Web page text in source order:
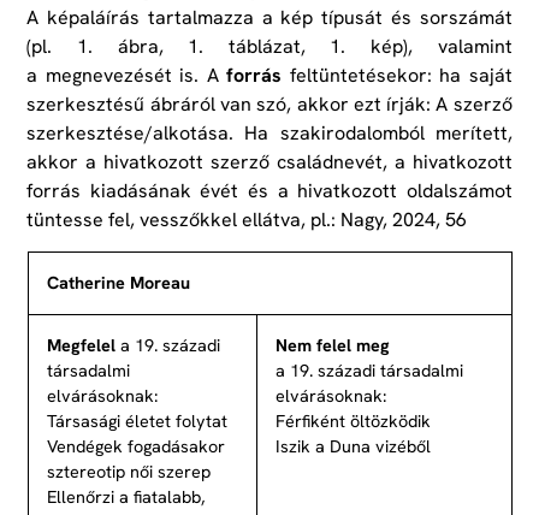
A képaláírás tartalmazza a kép típusát és sorszámát
(pl. 1. ábra, 1. táblázat, 1. kép), valamint
a megnevezését is. Aforrás feltüntetésekor: ha saját
szerkesztésű ábráról van szó, akkor ezt írják: A szerző
szerkesztése/alkotása. Ha szakirodalomból merített,
akkor a hivatkozott szerző családnevét, a hivatkozott
forrás kiadásának évét és a hivatkozott oldalszámot
tüntesse fel, vesszőkkel ellátva, pl.: Nagy, 2024, 56
Catherine Moreau
Megfelela 19. századi
társadalmi
elvárásoknak:
Társasági életet folytat
Vendégek fogadásakor
sztereotip női szerep
Ellenőrzi a fiatalabb,
Nem felel meg
a 19. századi társadalmi
elvárásoknak:
Férfiként öltözködik
Iszik a Duna vizéből